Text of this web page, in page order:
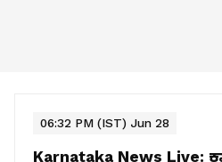
06:32 PM (IST) Jun 28
Karnataka News Live: